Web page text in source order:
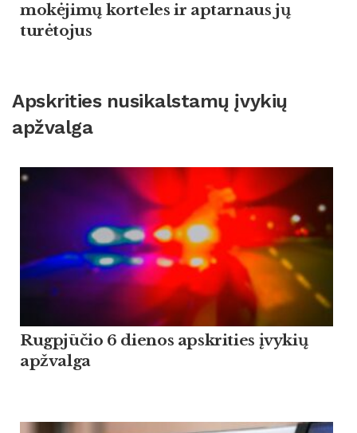
mokėjimų korteles ir aptarnaus jų
turėtojus
Apskrities nusikalstamų įvykių
apžvalga
Rugpjūčio 6 dienos apskrities įvykių
apžvalga